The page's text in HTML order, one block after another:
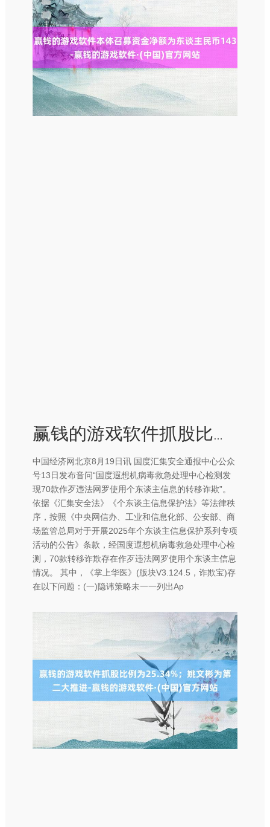
赢钱的游戏软件抓股比例为25.34%；姚文彬为第二大推进-赢钱的游戏软件·(中国)官方网站
中国经济网北京8月19日讯 国度汇集安全通报中心公众
号13日发布音问“国度遐想机病毒救急处理中心检测发
现70款作歹违法网罗使用个东谈主信息的转移诈欺”。
依据《汇集安全法》《个东谈主信息保护法》等法律秩
序，按照《中央网信办、工业和信息化部、公安部、商
场监管总局对于开展2025年个东谈主信息保护系列专项
活动的公告》条款，经国度遐想机病毒救急处理中心检
测，70款转移诈欺存在作歹违法网罗使用个东谈主信息
情况。 其中，《掌上华医》(版块V3.124.5，诈欺宝)存
在以下问题：(一)隐讳策略未一一列出Ap